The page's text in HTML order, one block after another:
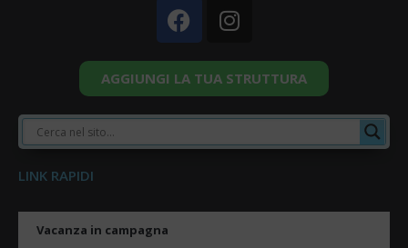
AGGIUNGI LA TUA STRUTTURA
LINK RAPIDI
Vacanza in campagna